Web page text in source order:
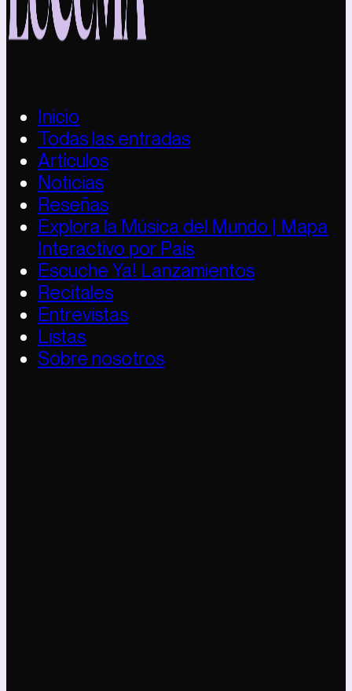
Inicio
Todas las entradas
Artículos
Noticias
Reseñas
Explora la Música del Mundo | Mapa
Interactivo por País
Escuche Ya! Lanzamientos
Recitales
Entrevistas
Listas
Sobre nosotros